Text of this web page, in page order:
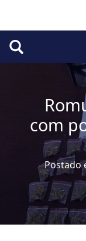
com
Postado